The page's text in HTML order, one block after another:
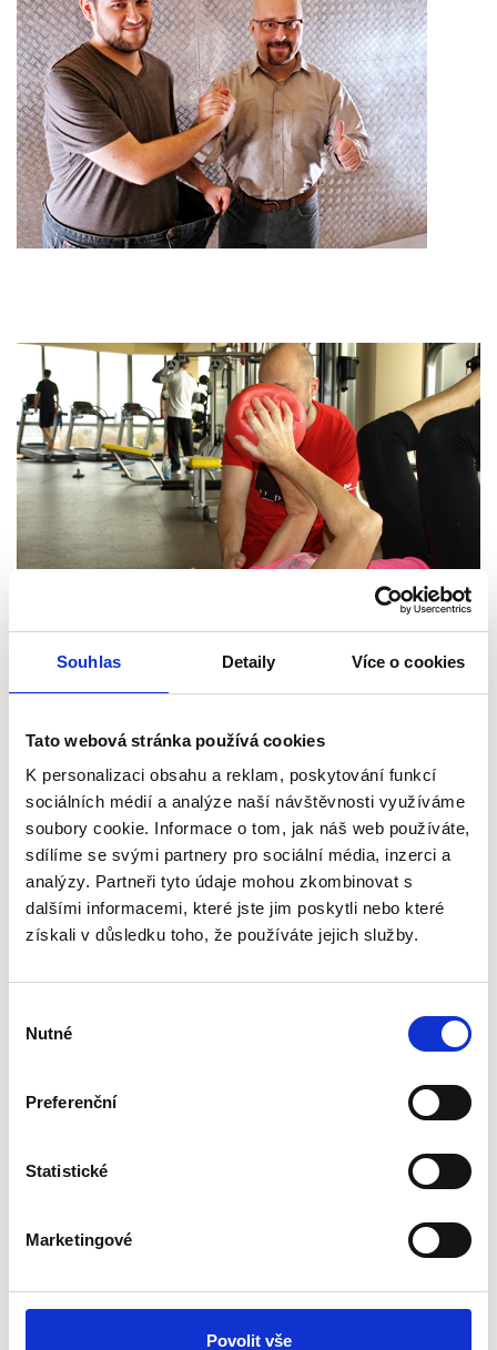
Souhlas Detaily Více o cookies
Tato webová stránka používá cookies
K personalizaci obsahu a reklam, poskytování funkcí
sociálních médií a analýze naší návštěvnosti využíváme
soubory cookie. Informace o tom, jak náš web používáte,
sdílíme se svými partnery pro sociální média, inzerci a
analýzy. Partneři tyto údaje mohou zkombinovat s
dalšími informacemi, které jste jim poskytli nebo které
získali v důsledku toho, že používáte jejich služby.
souhlasu
Nutné
Preferenční
Statistické
Marketingové
Povolit vše
Helena Vondráčková
rehabilitační cvičení, vše navíc doplňujeme o akupunkturu a
bylinky. Helena patří k nejpečlivějším klientům a spolupráce nás